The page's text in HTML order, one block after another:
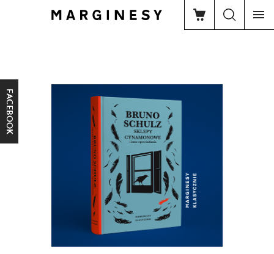
FACEBOOK